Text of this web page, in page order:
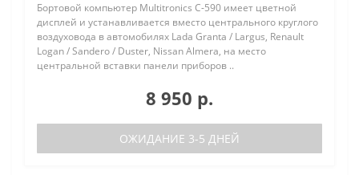
Бортовой компьютер Multitronics C-590 имеет цветной
дисплей и устанавливается вместо центрального круглого
воздуховода в автомобилях Lada Granta / Largus, Renault
Logan / Sandero / Duster, Nissan Almera, на место
центральной вставки панели приборов ..
8 950 р.
ОЖИДАНИЕ 3-5 ДНЕЙ